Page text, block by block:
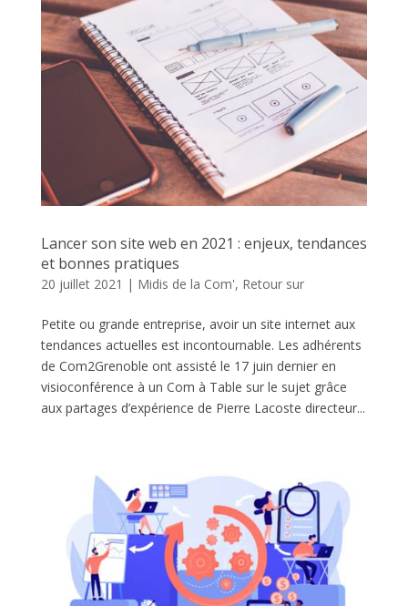
Lancer son site web en 2021 : enjeux, tendances
et bonnes pratiques
20 juillet 2021 | Midis de la Com', Retour sur
Petite ou grande entreprise, avoir un site internet aux
tendances actuelles est incontournable. Les adhérents
de Com2Grenoble ont assisté le 17 juin dernier en
visioconférence à un Com à Table sur le sujet grâce
aux partages d’expérience de Pierre Lacoste directeur...